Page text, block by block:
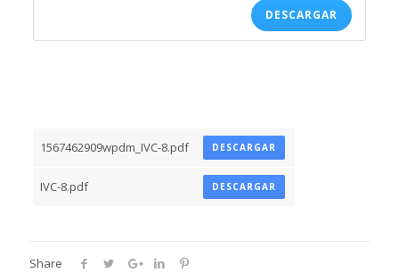
DESCARGAR
1567462909wpdm_IVC-8.pdf DESCARGAR
IVC-8.pdf DESCARGAR
Share